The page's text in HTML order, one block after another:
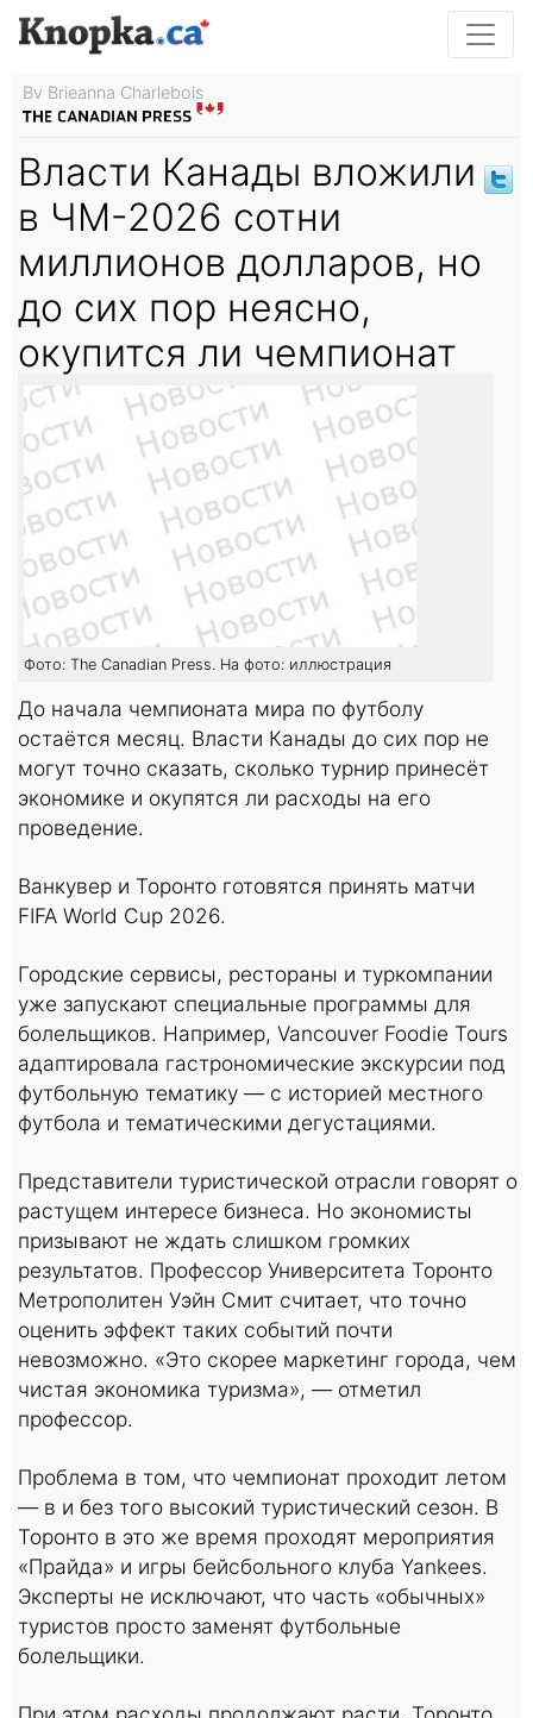
By Brieanna Charlebois
Власти Канады вложили
в ЧМ-2026 сотни
миллионов долларов, но
до сих пор неясно,
окупится ли чемпионат
Фото: The Canadian Press. На фото: иллюстрация
До начала чемпионата мира по футболу
остаётся месяц. Власти Канады до сих пор не
могут точно сказать, сколько турнир принесёт
экономике и окупятся ли расходы на его
проведение.
Ванкувер и Торонто готовятся принять матчи
FIFA World Cup 2026.
Городские сервисы, рестораны и туркомпании
уже запускают специальные программы для
болельщиков. Например, Vancouver Foodie Tours
адаптировала гастрономические экскурсии под
футбольную тематику — с историей местного
футбола и тематическими дегустациями.
Представители туристической отрасли говорят о
растущем интересе бизнеса. Но экономисты
призывают не ждать слишком громких
результатов. Профессор Университета Торонто
Метрополитен Уэйн Смит считает, что точно
оценить эффект таких событий почти
невозможно. «Это скорее маркетинг города, чем
чистая экономика туризма», — отметил
профессор.
Проблема в том, что чемпионат проходит летом
— в и без того высокий туристический сезон. В
Торонто в это же время проходят мероприятия
«Прайда» и игры бейсбольного клуба Yankees.
Эксперты не исключают, что часть «обычных»
туристов просто заменят футбольные
болельщики.